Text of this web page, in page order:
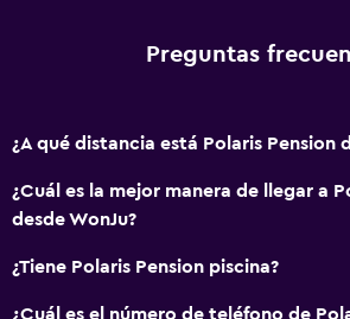
Espacio de almacenamiento
Ideal para familias
Preguntas
¿A qué distancia está Polaris Pension
¿Cuál es la mejor manera de llegar a
desde WonJu?
¿Tiene Polaris Pension piscina?
¿Cuál es el número de teléfono de